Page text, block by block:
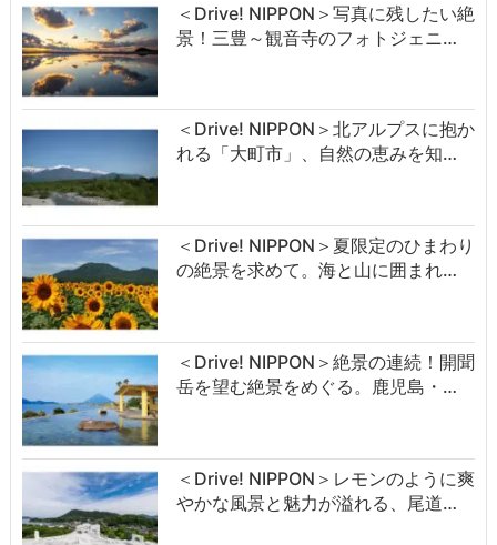
＜Drive! NIPPON＞写真に残したい絶
景！三豊～観音寺のフォトジェニ…
＜Drive! NIPPON＞北アルプスに抱か
れる「大町市」、自然の恵みを知…
＜Drive! NIPPON＞夏限定のひまわり
の絶景を求めて。海と山に囲まれ…
＜Drive! NIPPON＞絶景の連続！開聞
岳を望む絶景をめぐる。鹿児島・…
＜Drive! NIPPON＞レモンのように爽
やかな風景と魅力が溢れる、尾道…